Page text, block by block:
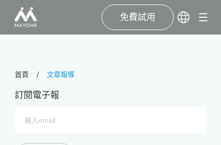
免費試用
首頁 文章報導
訂閱電子報